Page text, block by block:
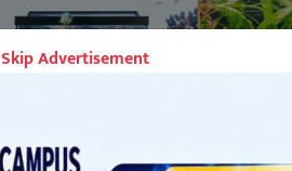
Skip Advertisement